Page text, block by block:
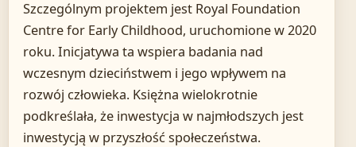
Szczególnym projektem jest Royal Foundation
Centre for Early Childhood, uruchomione w 2020
roku. Inicjatywa ta wspiera badania nad
wczesnym dzieciństwem i jego wpływem na
rozwój człowieka. Księżna wielokrotnie
podkreślała, że inwestycja w najmłodszych jest
inwestycją w przyszłość społeczeństwa.